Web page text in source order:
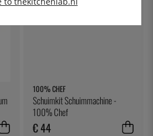
100% CHEF
Schuimkit Schuimmachine -
100% Chef
€ 44